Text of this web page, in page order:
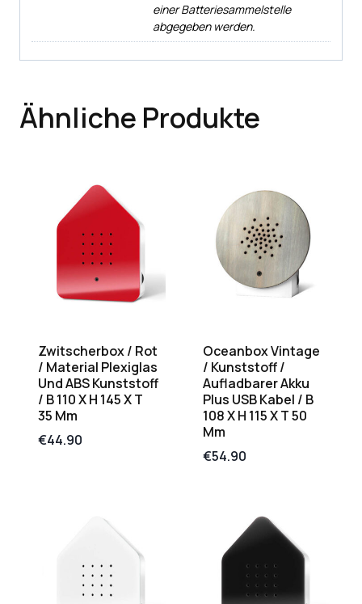
einer Batteriesammelstelle
abgegeben werden.
Ähnliche Produkte
Zwitscherbox / Rot
/ Material Plexiglas
Und ABS Kunststoff
/ B 110 X H 145 X T
35 Mm
€44.90
Oceanbox Vintage
/ Kunststoff /
Aufladbarer Akku
Plus USB Kabel / B
108 X H 115 X T 50
Mm
€54.90